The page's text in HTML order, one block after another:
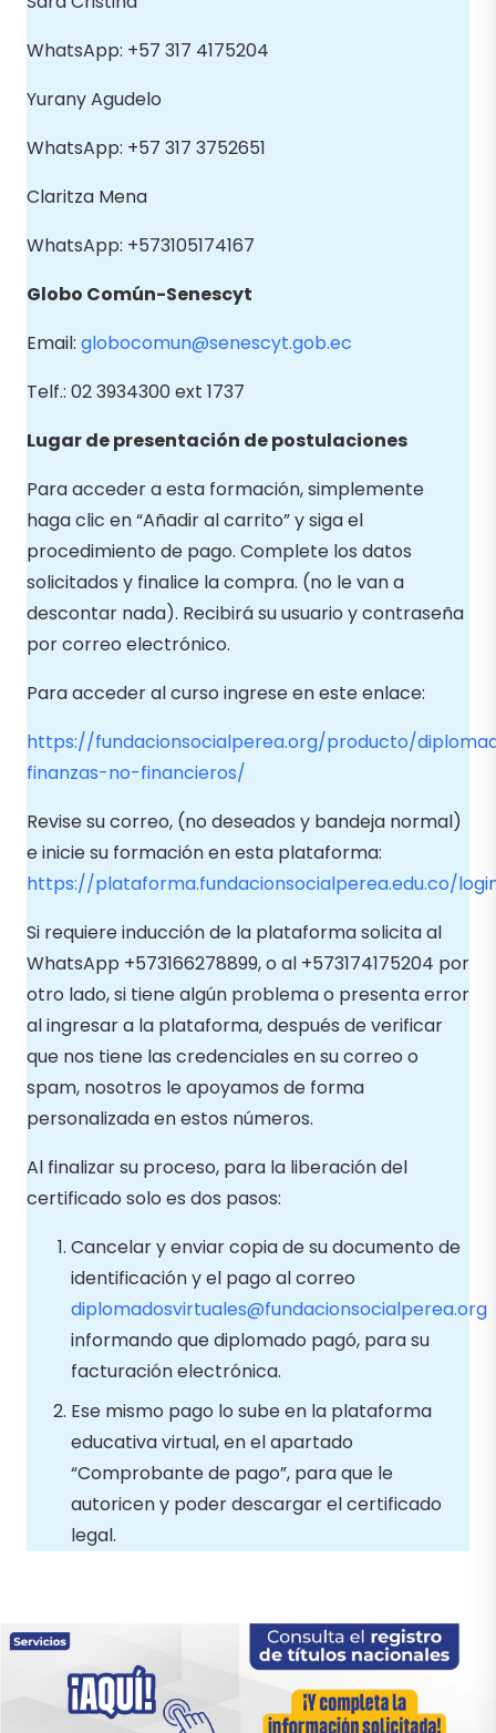
WhatsApp: +57 317 4175204
Yurany Agudelo
WhatsApp: +57 317 3752651
Claritza Mena
WhatsApp: +573105174167
Globo Común-Senescyt
Email: globocomun@senescyt.gob.ec
Telf.: 02 3934300 ext 1737
Lugar de presentación de postulaciones
Para acceder a esta formación, simplemente
haga clic en “Añadir al carrito” y siga el
procedimiento de pago. Complete los datos
solicitados y finalice la compra. (no le van a
descontar nada). Recibirá su usuario y contraseña
por correo electrónico.
Para acceder al curso ingrese en este enlace:
https://fundacionsocialperea.org/producto/
finanzas-no-financieros/
Revise su correo, (no deseados y bandeja normal)
e inicie su formación en esta plataforma:
https://plataforma.fundacionsocialperea.edu.co/
Si requiere inducción de la plataforma solicita al
WhatsApp +573166278899, o al +573174175204 por
otro lado, si tiene algún problema o presenta error
al ingresar a la plataforma, después de verificar
que nos tiene las credenciales en su correo o
spam, nosotros le apoyamos de forma
personalizada en estos números.
Al finalizar su proceso, para la liberación del
certificado solo es dos pasos:
Cancelar y enviar copia de su documento de
identificación y el pago al correo
diplomadosvirtuales@fundacionsocialperea.org
informando que diplomado pagó, para su
facturación electrónica.
Ese mismo pago lo sube en la plataforma
educativa virtual, en el apartado
“Comprobante de pago”, para que le
autoricen y poder descargar el certificado
legal.